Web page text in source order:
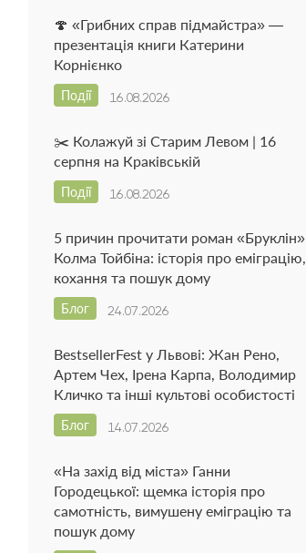
🍄 «Грибних справ підмайстра» —
презентація книги Катерини
Корнієнко
16.08.2026
Події
✂️ Колажуй зі Старим Левом | 16
серпня на Краківській
16.08.2026
Події
5 причин прочитати роман «Бруклін»
Колма Тойбіна: історія про еміграцію,
кохання та пошук дому
24.07.2026
Блог
BestsellerFest у Львові: Жан Рено,
Артем Чех, Ірена Карпа, Володимир
Кличко та інші культові особистості
14.07.2026
Блог
«На захід від міста» Ганни
Городецької: щемка історія про
самотність, вимушену еміграцію та
пошук дому